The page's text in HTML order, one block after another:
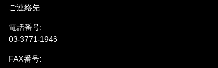
ご連絡先
電話番号:
03-3771-1946
FAX番号: